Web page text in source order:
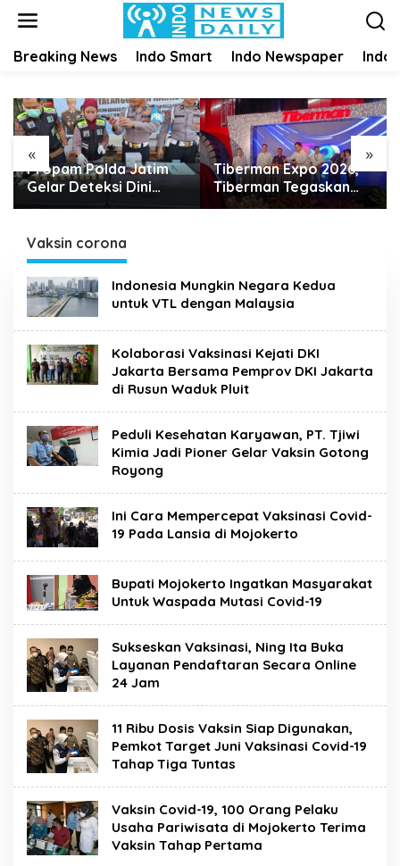
Breaking News Indo Smart Indo Newspaper Indo
« »
Propam Polda Jatim
Gelar Deteksi Dini
Narkoba dan Judi
Jember
Tiberman Expo 2026,
Tiberman Tegaskan
Jadi Supermarket Ban
Vaksin corona
Indonesia Mungkin Negara Kedua
untuk VTL dengan Malaysia
Kolaborasi Vaksinasi Kejati DKI
Jakarta Bersama Pemprov DKI Jakarta
di Rusun Waduk Pluit
Peduli Kesehatan Karyawan, PT. Tjiwi
Kimia Jadi Pioner Gelar Vaksin Gotong
Royong
Ini Cara Mempercepat Vaksinasi Covid-
19 Pada Lansia di Mojokerto
Bupati Mojokerto Ingatkan Masyarakat
Untuk Waspada Mutasi Covid-19
Sukseskan Vaksinasi, Ning Ita Buka
Layanan Pendaftaran Secara Online
24 Jam
11 Ribu Dosis Vaksin Siap Digunakan,
Pemkot Target Juni Vaksinasi Covid-19
Tahap Tiga Tuntas
Vaksin Covid-19, 100 Orang Pelaku
Usaha Pariwisata di Mojokerto Terima
Vaksin Tahap Pertama